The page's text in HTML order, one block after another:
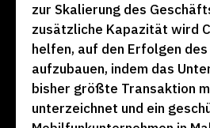
zur Skalierung des
zusätzliche Kapazität wird
helfen, auf den Erfolgen
aufzubauen, indem das
bisher größte Transaktion
unterzeichnet und ein